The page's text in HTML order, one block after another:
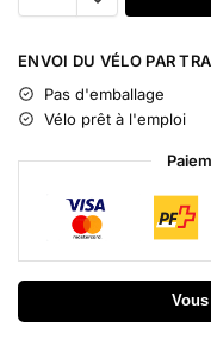
l
t
e
n
v
e
:
ENVOI DU VÉLO PAR
Pas d'emballage
Vélo prêt à l'emploi